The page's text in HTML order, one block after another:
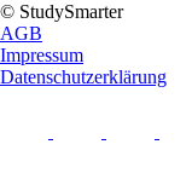
© StudySmarter
AGB
Impressum
Datenschutzerklärung